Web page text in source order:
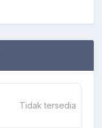
Tidak tersedia